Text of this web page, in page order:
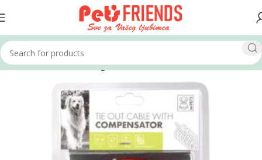
Home Psi Povodci i ogrlice